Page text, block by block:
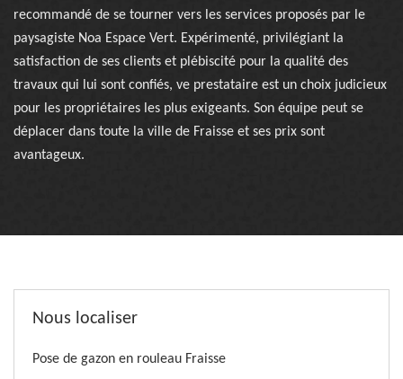
recommandé de se tourner vers les services proposés par le
paysagiste Noa Espace Vert. Expérimenté, privilégiant la
satisfaction de ses clients et plébiscité pour la qualité des
travaux qui lui sont confiés, ve prestataire est un choix judicieux
pour les propriétaires les plus exigeants. Son équipe peut se
déplacer dans toute la ville de Fraisse et ses prix sont
avantageux.
Nous localiser
Pose de gazon en rouleau Fraisse